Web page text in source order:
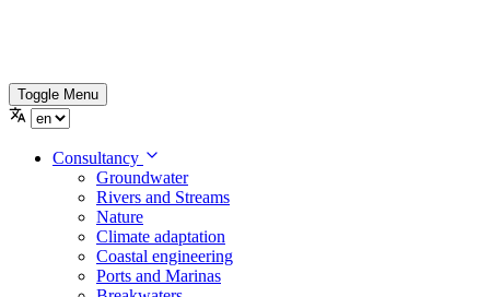
Toggle Menu
Consultancy
Groundwater
Rivers and Streams
Nature
Climate adaptation
Coastal engineering
Ports and Marinas